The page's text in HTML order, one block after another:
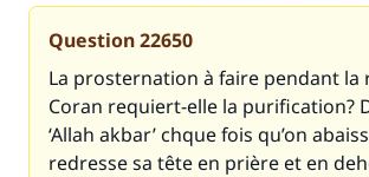
Question22650
La prosternation à faire pendant la
Coran requiert-elle la purification?
‘Allah akbar’ chque fois qu’on
redresse sa tête en prière et en